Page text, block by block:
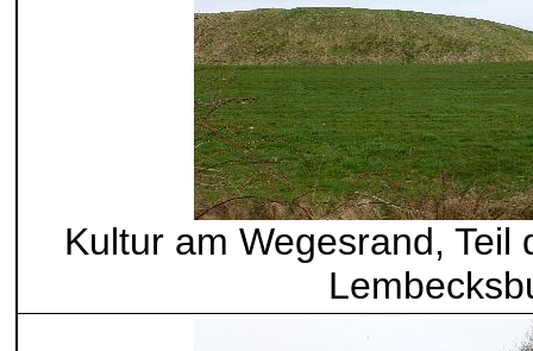
Kultur am Wegesrand, Teil